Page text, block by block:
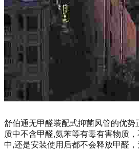
舒伯通无甲醛装配式抑菌风管的优势
质中不含甲醛,氨苯等有毒有害物质
中,还是安装使用后都不会释放甲醛